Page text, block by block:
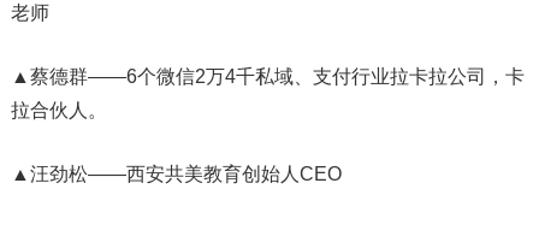
老师
▲蔡德群——6个微信2万4千私域、支付行业拉卡拉公司，卡
拉合伙人。
▲汪劲松——西安共美教育创始人CEO